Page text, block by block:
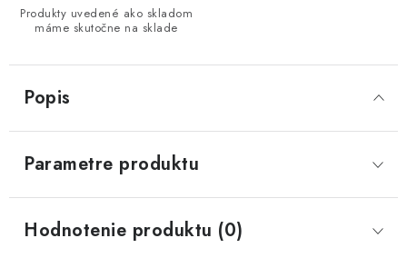
Produkty uvedené ako skladom
máme skutočne na sklade
Popis
Parametre produktu
Hodnotenie produktu (0)